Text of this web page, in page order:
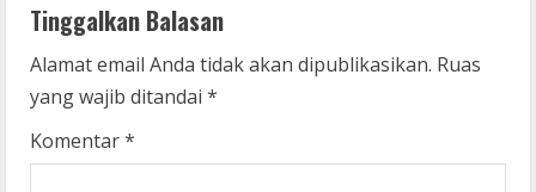
u
e
R
Tinggalkan Balasan
Alamat email Anda tidak akan dipublikasikan. Ruas
yang wajib ditandai *
Komentar*